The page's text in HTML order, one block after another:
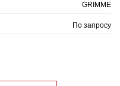
GRIMME
По запросу